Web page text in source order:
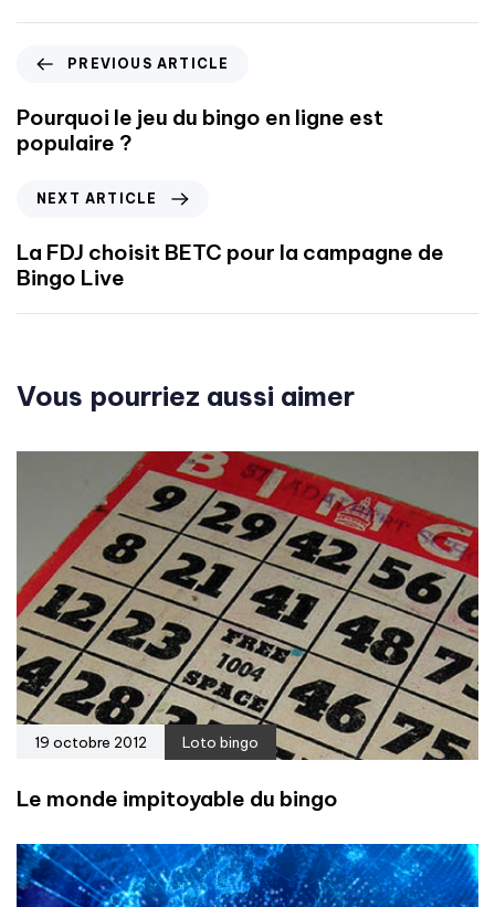
PREVIOUS ARTICLE
Pourquoi le jeu du bingo en ligne est
populaire ?
NEXT ARTICLE
La FDJ choisit BETC pour la campagne de
Bingo Live
Vous pourriez aussi aimer
19 octobre 2012 Loto bingo
Le monde impitoyable du bingo